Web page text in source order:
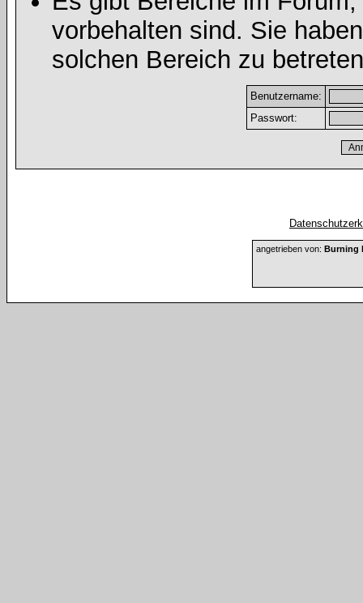
vorbehalten sind. Sie
solchen Bereich zu
Benutzername:
Passwort:
angetrieben von: Burning